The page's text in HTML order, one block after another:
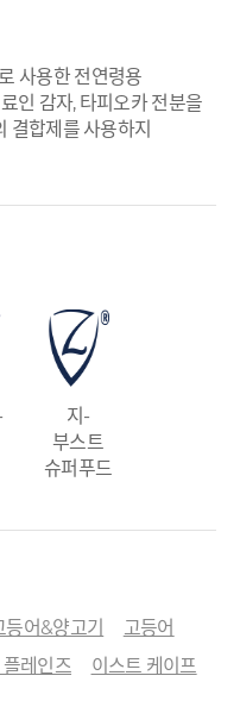
사용한 전연령용
인 감자, 타피오카 전분을
결합제를 사용하지
지-
부스트
슈퍼푸드
등어&양고기
고등어
레인즈 이스트 케이프